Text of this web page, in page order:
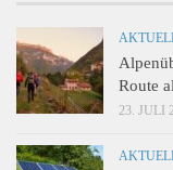
Route
23. JULI